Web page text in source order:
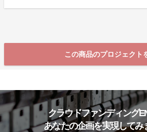
この商品のプロジェクト
クラウドファンディング
あなたの企画を実現してみ